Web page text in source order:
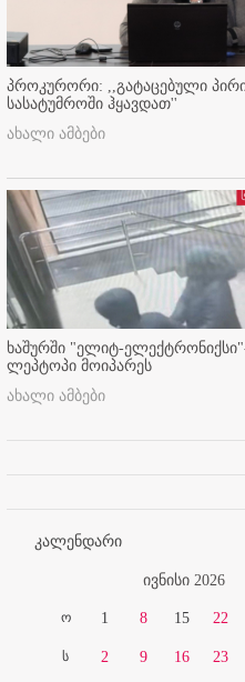
პროკურორი: ,,გატაცებული
სასატუმროში ჰყავდათ''
ახალი ამბები
ხაშურში "ელიტ-
ლეპტოპი მოიპარეს
ახალი ამბები
კალენდარი
ივნისი 2026
ო
ს
1
2
8
9
15
16
22
23